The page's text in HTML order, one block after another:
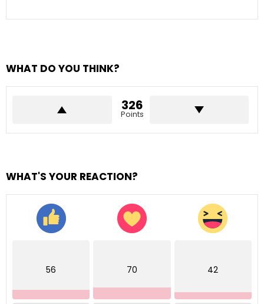
WHAT DO YOU THINK?
326
Points
WHAT'S YOUR REACTION?
56 70 42